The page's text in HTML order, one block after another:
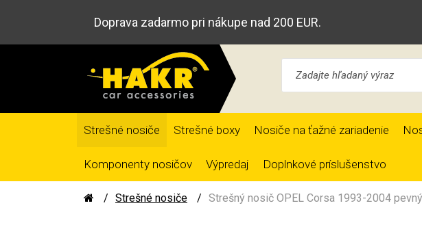
Doprava zadarmo pri nákupe nad 200 EUR.
Strešné nosiče Strešné boxy Nosiče na ťažné zariadenie
Komponenty nosičov Výpredaj Doplnkové príslušenstvo
Strešné nosiče Strešný nosič OPEL Corsa 1993-2004